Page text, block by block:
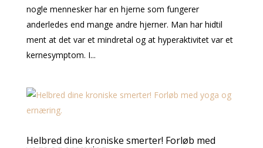
nogle mennesker har en hjerne som fungerer
anderledes end mange andre hjerner. Man har hidtil
ment at det var et mindretal og at hyperaktivitet var et
kernesymptom. I...
Helbred dine kroniske smerter! Forløb med